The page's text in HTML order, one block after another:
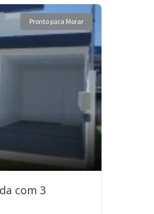
Pronto para Morar
com 3